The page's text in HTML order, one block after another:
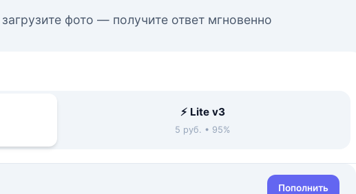
фото — получите ответ мгновенно
⚡ Lite v3
5 руб. • 95%
Пополнить